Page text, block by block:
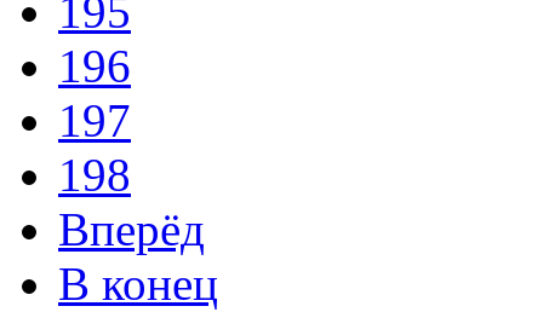
195
196
197
198
Вперёд
В конец